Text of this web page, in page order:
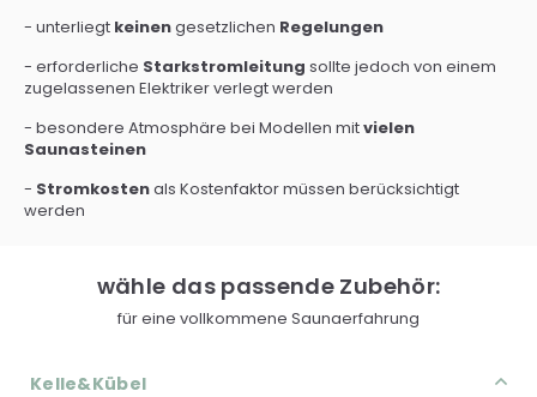
- unterliegt keinengesetzlichen Regelungen
- erforderliche Starkstromleitung sollte jedoch von einem
zugelassenen Elektriker verlegt werden
- besondere Atmosphäre bei Modellen mitvielen
Saunasteinen
- Stromkostenals Kostenfaktor müssen berücksichtigt
werden
wähle das passende Zubehör:
für eine vollkommene Saunaerfahrung
Kelle&Kübel